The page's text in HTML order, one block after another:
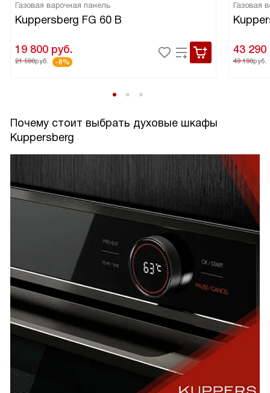
Газовая варочная панель
Kuppersberg FG 60 B
19 800 руб.
21 590руб. -8%
Газовая
43 290
49 190руб.
Почему стоит выбрать духовые шкафы
Kuppersberg